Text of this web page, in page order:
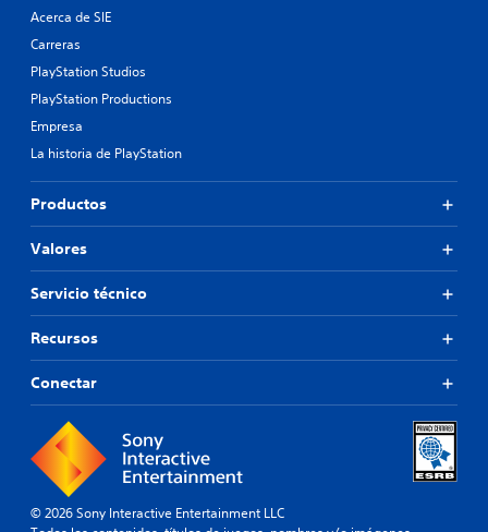
Acerca de SIE
Carreras
PlayStation Studios
PlayStation Productions
Empresa
La historia de PlayStation
Productos
Valores
Servicio técnico
Recursos
Conectar
© 2026 Sony Interactive Entertainment LLC